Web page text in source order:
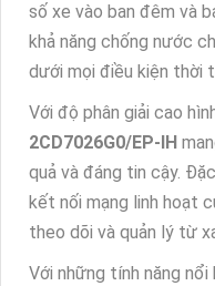
số xe vào ban đêm và
khả năng chống nước
dưới mọi điều kiện thời
Với độ phân giải cao
2CD7026G0/EP-IH
quả và đáng tin cậy.
kết nối mạng linh hoạt
theo dõi và quản lý từ
Với những tính năng